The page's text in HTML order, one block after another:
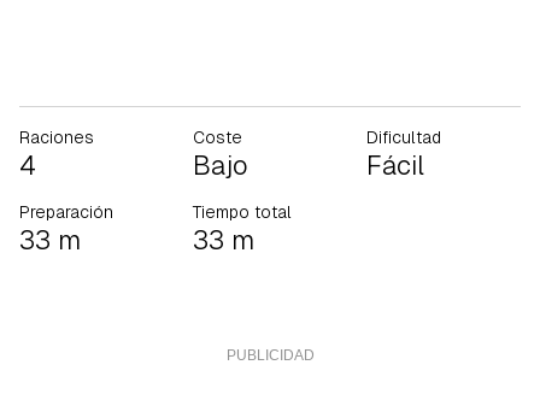
Raciones
4
Coste
Bajo
Dificultad
Fácil
Preparación
33 m
Tiempo total
33 m